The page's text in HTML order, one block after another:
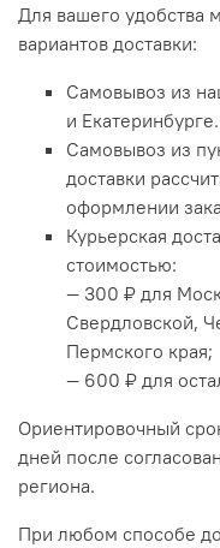
Для вашего удобства
вариантов доставки:
Самовывоз из
и Екатеринбурге.
Самовывоз из
доставки
оформлении
Курьерская
стоимостью:
— 300 ₽ для
Свердловской,
Пермского края;
— 600 ₽ для
Ориентировочный
дней после
региона.
При любом способе